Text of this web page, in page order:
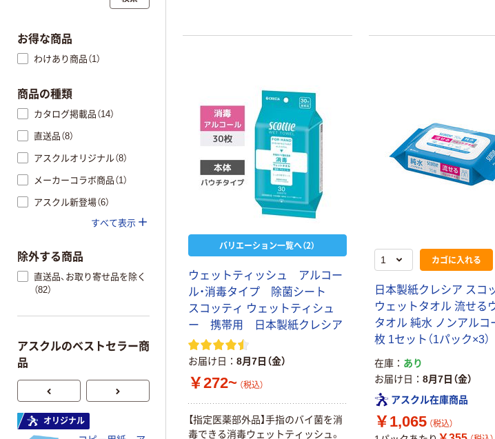
バリエーション一覧へ（2）
ウェットティッシュ アルコー
ル・消毒タイプ 除菌シート
スコッティ ウェットティシュ
ー 携帯用 日本製紙クレシア
お届け日 8月7日（金）
￥272~ （税込）
【指定医薬部外品】手指のバイ菌を消
毒できる消毒ウェットティッシュ。
カゴに入れる
日本製紙クレシア スコ
ウェットタオル 流せる
タオル 純水 ノンアルコ
枚 1セット（1パック×3）
在庫
あり
お届け日
8月7日（金）
アスクル在庫商品
￥1,065 （税込）
お得な商品
わけあり商品（1）
商品の種類
カタログ掲載品（14）
直送品（8）
アスクルオリジナル（8）
メーカーコラボ商品（1）
アスクル新登場（6）
すべて表示
除外する商品
直送品、お取り寄せ品を除く
（82）
アスクルのベストセラー商
品
オリジナル 本気プライス 本気プライス